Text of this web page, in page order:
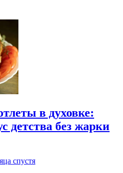
в духовке:
детства без жарки
спустя